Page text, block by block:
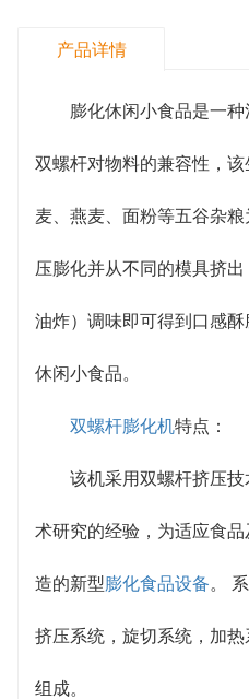
产品详情
膨化休闲小食品是一
双螺杆对物料的兼容性，
麦、燕麦、面粉等五谷杂
压膨化并从不同的模具挤
油炸）调味即可得到口感
休闲小食品。
双螺杆膨化机特点：
该机采用双螺杆挤压
术研究的经验，为适应食
造的新型膨化食品设备。
挤压系统，旋切系统，加
组成。